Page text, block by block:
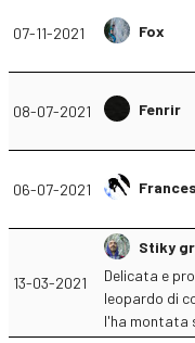
07-11-2021 Fox
08-07-2021 Fenrir
06-07-2021
13-03-2021
Stiky
Delicata e
leopardo di
l'ha montata